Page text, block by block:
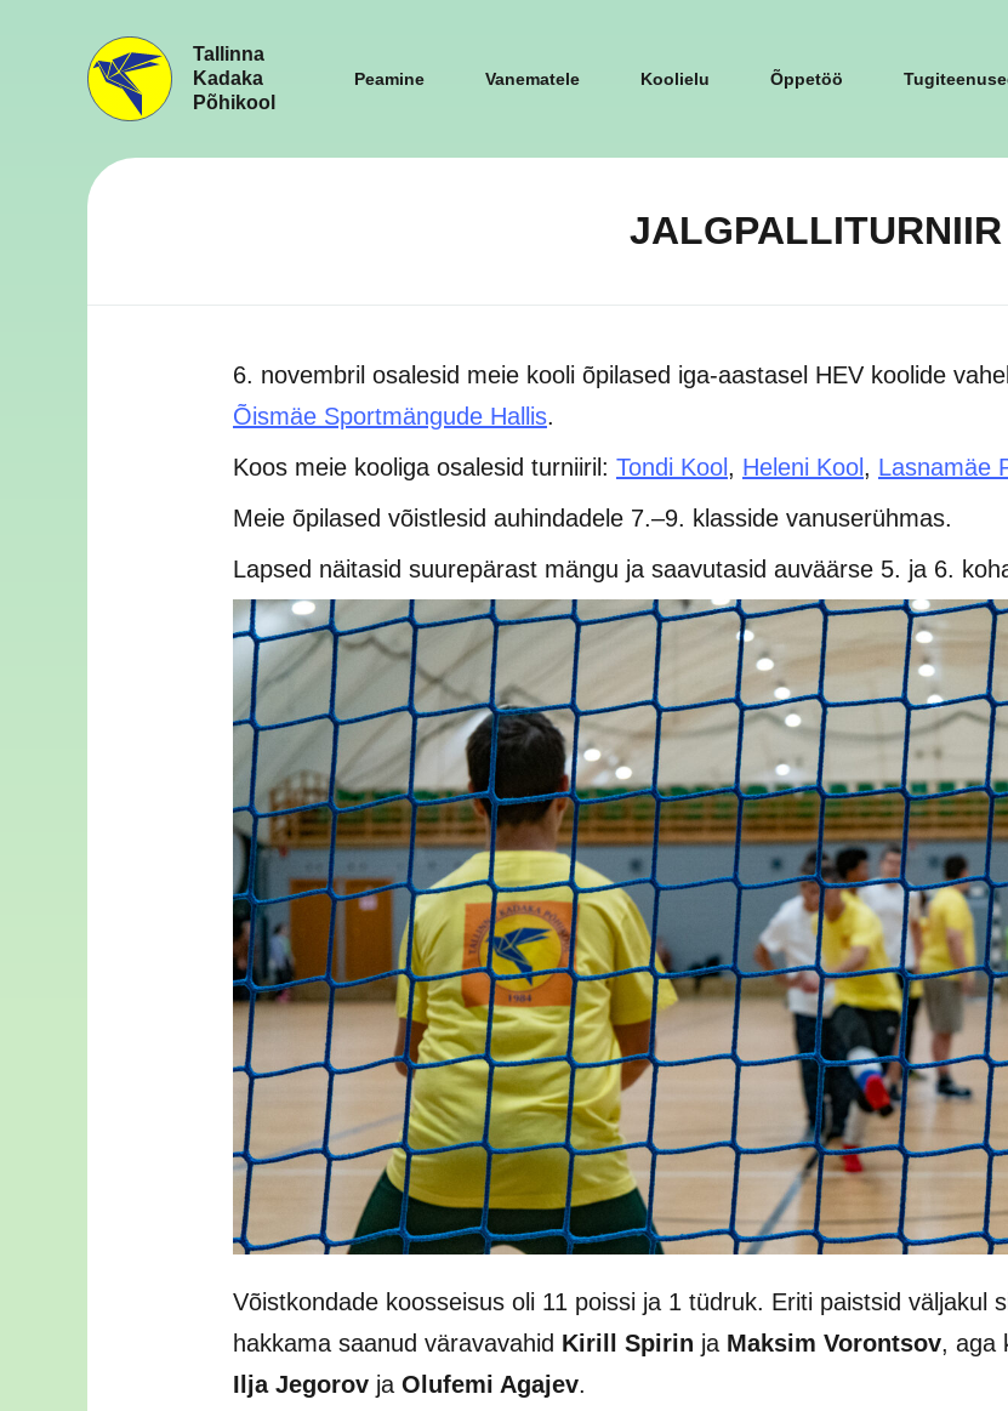
Tallinna
Kadaka
Põhikool
Peamine Vanematele Koolielu Õppetöö
JALGPALLITURNIIR
6. novembril osalesid meie kooli õpilased iga-aastasel HEV koolide
Õismäe Sportmängude Hallis.
Koos meie kooliga osalesid turniiril: Tondi Kool , Heleni Kool , Lasnamäe
Meie õpilased võistlesid auhindadele 7.–9. klasside vanuserühmas.
Lapsed näitasid suurepärast mängu ja saavutasid auväärse 5. ja 6.
Võistkondade koosseisus oli 11 poissi ja 1 tüdruk. Eriti paistsid väljakul
hakkama saanud väravavahid Kirill Spirin ja Maksim Vorontsov, aga
Ilja Jegorov ja Olufemi Agajev.